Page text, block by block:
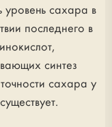
уровень сахара в
последнего в
синтез
сахара у